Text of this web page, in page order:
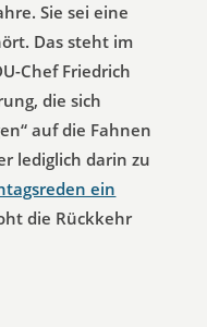
Sie sei eine
Das steht im
Chef Friedrich
die sich
auf die Fahnen
lediglich darin zu
ein
die Rückkehr